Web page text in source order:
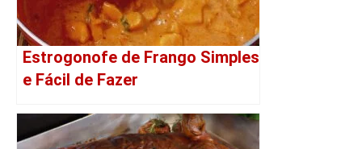
Estrogonofe de Frango Simples
e Fácil de Fazer